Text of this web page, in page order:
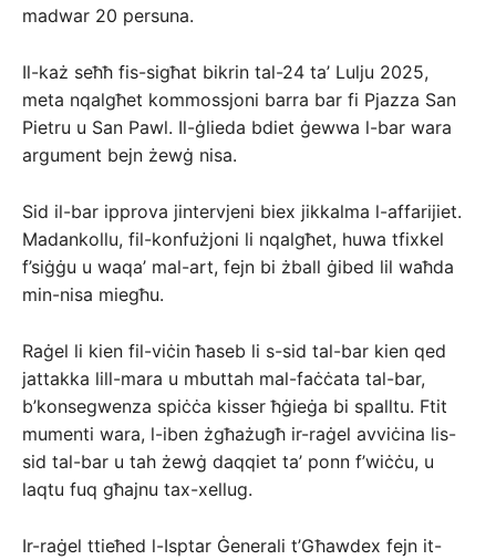
madwar 20 persuna.
Il-każ seħħ fis-sigħat bikrin tal-24 ta’ Lulju 2025,
meta nqalgħet kommossjoni barra bar fi Pjazza San
Pietru u San Pawl. Il-ġlieda bdiet ġewwa l-bar wara
argument bejn żewġ nisa.
Sid il-bar ipprova jintervjeni biex jikkalma l-affarijiet.
Madankollu, fil-konfużjoni li nqalgħet, huwa tfixkel
f’siġġu u waqa’ mal-art, fejn bi żball ġibed lil waħda
min-nisa miegħu.
Raġel li kien fil-viċin ħaseb li s-sid tal-bar kien qed
jattakka lill-mara u mbuttah mal-faċċata tal-bar,
b’konsegwenza spiċċa kisser ħġieġa bi spalltu. Ftit
mumenti wara, l-iben żgħażugħ ir-raġel avviċina lis-
sid tal-bar u tah żewġ daqqiet ta’ ponn f’wiċċu, u
laqtu fuq għajnu tax-xellug.
Ir-raġel ttieħed l-Isptar Ġenerali t’Għawdex fejn it-